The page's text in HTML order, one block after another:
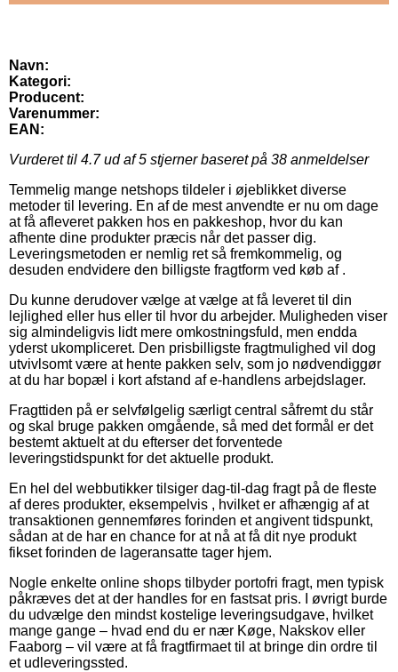
Navn:
Kategori:
Producent:
Varenummer:
EAN:
Vurderet til 4.7ud af 5 stjerner baseret på 38 anmeldelser
Temmelig mange netshops tildeler i øjeblikket diverse
metoder til levering. En af de mest anvendte er nu om dage
at få afleveret pakken hos en pakkeshop, hvor du kan
afhente dine produkter præcis når det passer dig.
Leveringsmetoden er nemlig ret så fremkommelig, og
desuden endvidere den billigste fragtform ved køb af .
Du kunne derudover vælge at vælge at få leveret til din
lejlighed eller hus eller til hvor du arbejder. Muligheden viser
sig almindeligvis lidt mere omkostningsfuld, men endda
yderst ukompliceret. Den prisbilligste fragtmulighed vil dog
utvivlsomt være at hente pakken selv, som jo nødvendiggør
at du har bopæl i kort afstand af e-handlens arbejdslager.
Fragttiden på er selvfølgelig særligt central såfremt du står
og skal bruge pakken omgående, så med det formål er det
bestemt aktuelt at du efterser det forventede
leveringstidspunkt for det aktuelle produkt.
En hel del webbutikker tilsiger dag-til-dag fragt på de fleste
af deres produkter, eksempelvis , hvilket er afhængig af at
transaktionen gennemføres forinden et angivent tidspunkt,
sådan at de har en chance for at nå at få dit nye produkt
fikset forinden de lageransatte tager hjem.
Nogle enkelte online shops tilbyder portofri fragt, men typisk
påkræves det at der handles for en fastsat pris. I øvrigt burde
du udvælge den mindst kostelige leveringsudgave, hvilket
mange gange – hvad end du er nær Køge, Nakskov eller
Faaborg – vil være at få fragtfirmaet til at bringe din ordre til
et udleveringssted.